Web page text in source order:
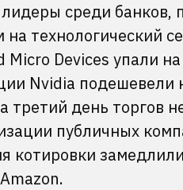
среди банков,
на технологический
Micro Devices упали
Nvidia подешевели
третий день торгов
публичных
котировки